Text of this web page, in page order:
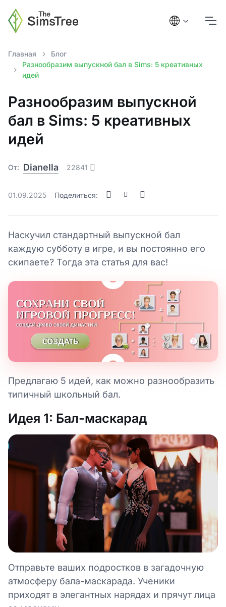
Главная
Блог
Разнообразим выпускной бал в Sims: 5 креативных
идей
Разнообразим выпускной
бал в Sims: 5 креативных
идей
От: Dianella 22841
01.09.2025 Поделиться:
Наскучил стандартный выпускной бал
каждую субботу в игре, и вы постоянно его
скипаете? Тогда эта статья для вас!
Предлагаю 5 идей, как можно разнообразить
типичный школьный бал.
Идея 1: Бал-маскарад
Отправьте ваших подростков в загадочную
атмосферу бала-маскарада. Ученики
приходят в элегантных нарядах и прячут лица